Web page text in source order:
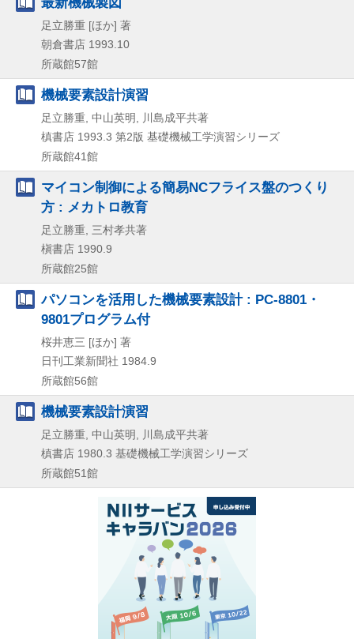
足立勝重 [ほか] 著
朝倉書店 1993.10
所蔵館57館
機械要素設計演習
足立勝重, 中山英明, 川島成平共著
槙書店 1993.3 第2版 基礎機械工学演習シリーズ
所蔵館41館
マイコン制御による簡易NCフライス盤のつくり
方 : メカトロ教育
足立勝重, 三村孝共著
槇書店 1990.9
所蔵館25館
パソコンを活用した機械要素設計 : PC-8801・
9801プログラム付
桜井恵三 [ほか] 著
日刊工業新聞社 1984.9
所蔵館56館
機械要素設計演習
足立勝重, 中山英明, 川島成平共著
槙書店 1980.3 基礎機械工学演習シリーズ
所蔵館51館